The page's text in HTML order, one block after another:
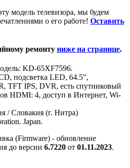
модель телевизора, мы будем
о его работе! Оставить
ремонту ниже на странице.
KD-65XF7596.
подсветка LED, 64.5",
TFT IPS, DVR, есть спутниковый
HDMI: 4, доступ в Интернет, Wi-
/ Словакия (г. Нитра)
Japan.
(Firmware) - обновление
до версии 6.7220 от 01.11.2023.